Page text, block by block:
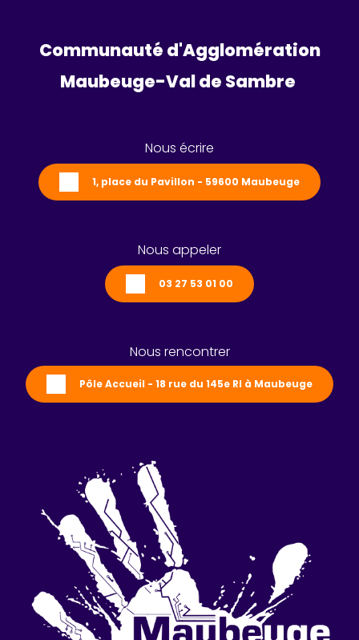
Communauté d'Agglomération
Maubeuge-Val de Sambre
Nous écrire
1, place du Pavillon - 59600 Maubeuge
Nous appeler
03 27 53 01 00
Nous rencontrer
Pôle Accueil - 18 rue du 145e RI à Maubeuge